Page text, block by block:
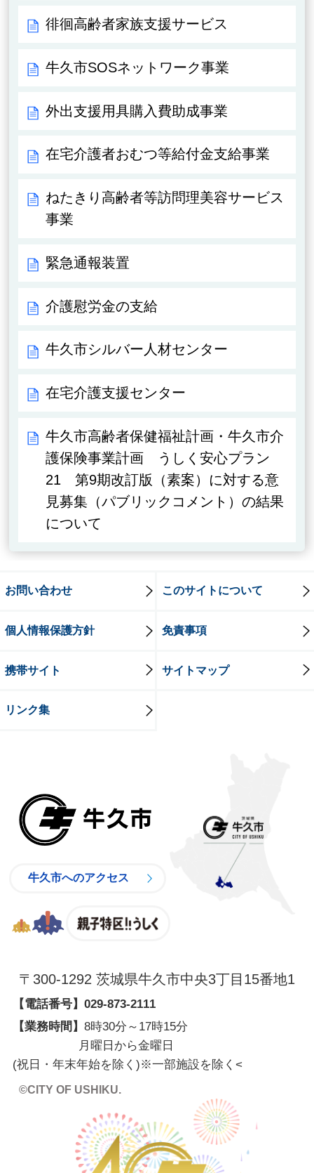
徘徊高齢者家族支援サービス
牛久市SOSネットワーク事業
外出支援用具購入費助成事業
在宅介護者おむつ等給付金支給事業
ねたきり高齢者等訪問理美容サービス
事業
緊急通報装置
介護慰労金の支給
牛久市シルバー人材センター
在宅介護支援センター
牛久市高齢者保健福祉計画・牛久市介
護保険事業計画 うしく安心プラン
21 第9期改訂版（素案）に対する意
見募集（パブリックコメント）の結果
について
お問い合わせ このサイトについて
個人情報保護方針 免責事項
携帯サイト サイトマップ
リンク集
牛久市へのアクセス
〒300-1292 茨城県牛久市中央3丁目15番地1
【電話番号】 029-873-2111
【業務時間】 8時30分～17時15分
月曜日から金曜日
(祝日・年末年始を除く)※一部施設を除く <
©CITY OF USHIKU.